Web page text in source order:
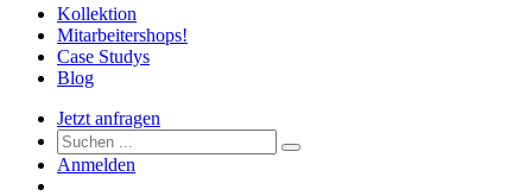
Kollektion
Mitarbeitershops!
Case Studys
Blog
Jetzt anfragen
Anmelden